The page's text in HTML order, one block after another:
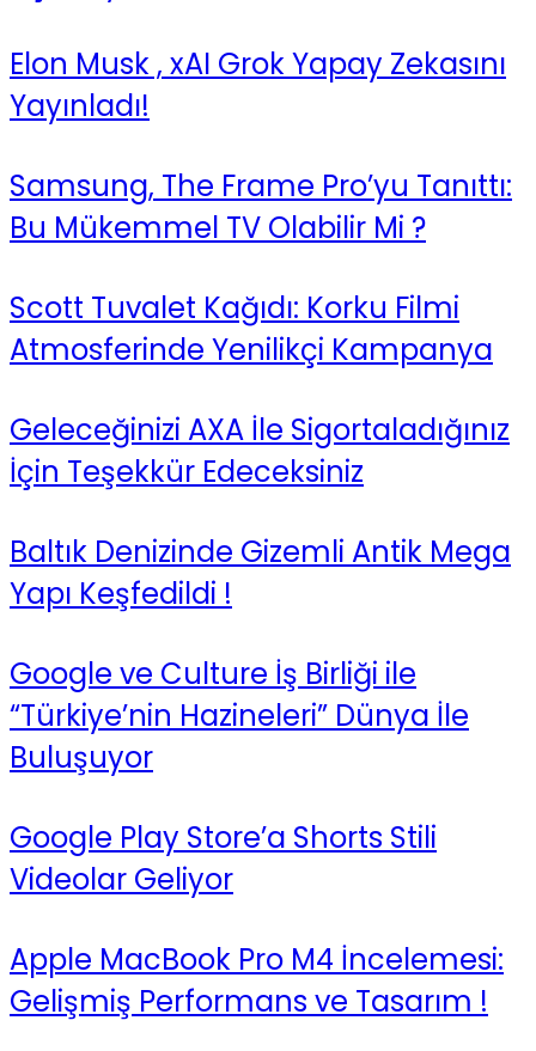
Elon Musk , xAI Grok Yapay Zekasını
Yayınladı!
Samsung, The Frame Pro’yu Tanıttı:
Bu Mükemmel TV Olabilir Mi ?
Scott Tuvalet Kağıdı: Korku Filmi
Atmosferinde Yenilikçi Kampanya
Geleceğinizi AXA İle Sigortaladığınız
İçin Teşekkür Edeceksiniz
Baltık Denizinde Gizemli Antik Mega
Yapı Keşfedildi !
Google ve Culture İş Birliği ile
“Türkiye’nin Hazineleri” Dünya İle
Buluşuyor
Google Play Store’a Shorts Stili
Videolar Geliyor
Apple MacBook Pro M4 İncelemesi:
Gelişmiş Performans ve Tasarım !